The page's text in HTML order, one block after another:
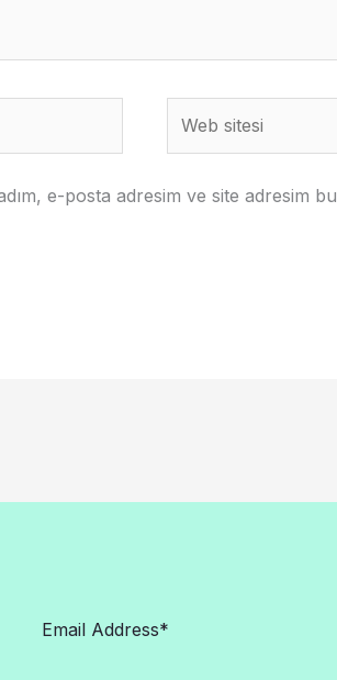
sitesi
e-posta adresim ve site adresim bu